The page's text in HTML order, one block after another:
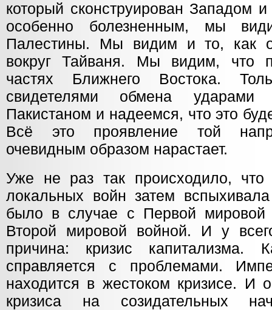
который сконструирован Западом
особенно болезненным, мы
Палестины. Мы видим и то, как
вокруг Тайваня. Мы видим, что
частях Ближнего Востока.
свидетелями обмена
Пакистаном и надеемся, что это
Всё это проявление той
очевидным образом нарастает.
Уже не раз так происходило, что
локальных войн затем
было в случае с Первой мировой
Второй мировой войной. И у
причина: кризис капитализма.
справляется с проблемами.
находится в жестоком кризисе. И
кризиса на созидательных